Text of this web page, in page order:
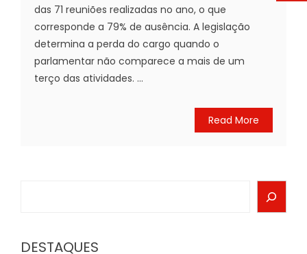
das 71 reuniões realizadas no ano, o que
corresponde a 79% de ausência. A legislação
determina a perda do cargo quando o
parlamentar não comparece a mais de um
terço das atividades. ...
Read More
DESTAQUES